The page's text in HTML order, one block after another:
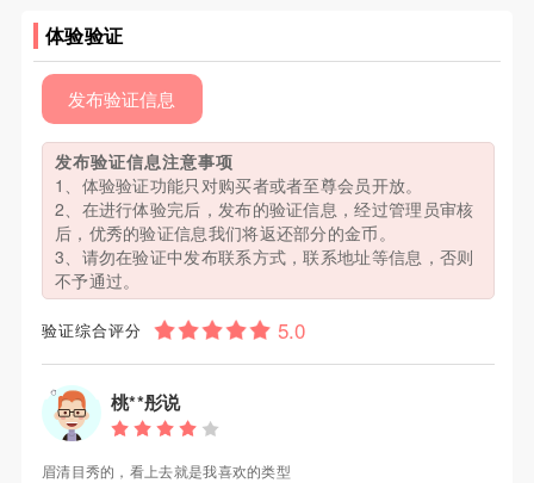
体验验证
发布验证信息
发布验证信息注意事项
1、体验验证功能只对购买者或者至尊会员开放。
2、在进行体验完后，发布的验证信息，经过管理员审核
后，优秀的验证信息我们将返还部分的金币。
3、请勿在验证中发布联系方式，联系地址等信息，否则
不予通过。
验证综合评分
桃**彤说
眉清目秀的，看上去就是我喜欢的类型